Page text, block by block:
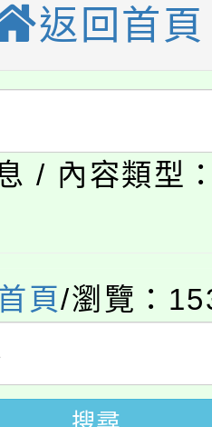
學生輔導中心
輔導、社會
名參加。
園短影音徵
及活動海報
加。
學年度學生
助參觀特色
施計畫」
教育部表揚
貢獻獎」
學年度第
融保險知識
新住民語歌
學年度第
師甄選結果(
學年度第
師甄選結果(
化大學推廣
返回首頁
/ 內容類型
頁/瀏覽：